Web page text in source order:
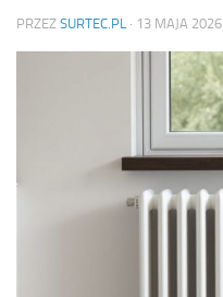
PRZEZ SURTEC.PL · 13 MAJA 2026